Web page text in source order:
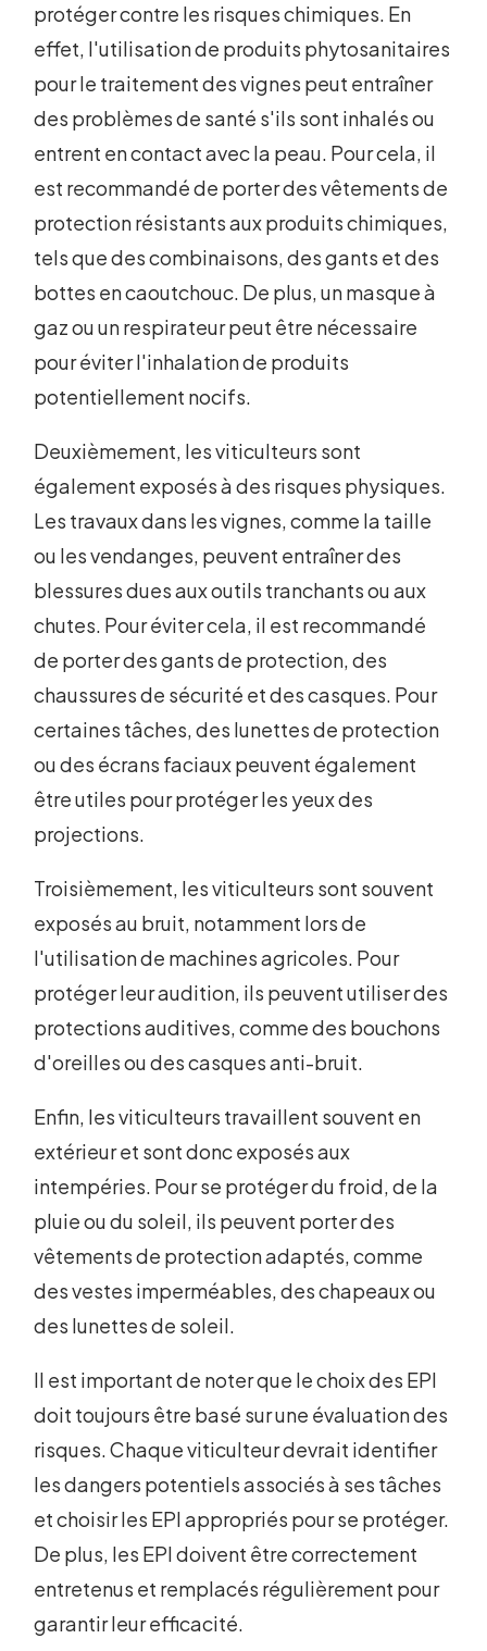
protéger contre les risques chimiques. En
effet, l'utilisation de produits phytosanitaires
pour le traitement des vignes peut entraîner
des problèmes de santé s'ils sont inhalés ou
entrent en contact avec la peau. Pour cela, il
est recommandé de porter des vêtements de
protection résistants aux produits chimiques,
tels que des combinaisons, des gants et des
bottes en caoutchouc. De plus, un masque à
gaz ou un respirateur peut être nécessaire
pour éviter l'inhalation de produits
potentiellement nocifs.
Deuxièmement, les viticulteurs sont
également exposés à des risques physiques.
Les travaux dans les vignes, comme la taille
ou les vendanges, peuvent entraîner des
blessures dues aux outils tranchants ou aux
chutes. Pour éviter cela, il est recommandé
de porter des gants de protection, des
chaussures de sécurité et des casques. Pour
certaines tâches, des lunettes de protection
ou des écrans faciaux peuvent également
être utiles pour protéger les yeux des
projections.
Troisièmement, les viticulteurs sont souvent
exposés au bruit, notamment lors de
l'utilisation de machines agricoles. Pour
protéger leur audition, ils peuvent utiliser des
protections auditives, comme des bouchons
d'oreilles ou des casques anti-bruit.
Enfin, les viticulteurs travaillent souvent en
extérieur et sont donc exposés aux
intempéries. Pour se protéger du froid, de la
pluie ou du soleil, ils peuvent porter des
vêtements de protection adaptés, comme
des vestes imperméables, des chapeaux ou
des lunettes de soleil.
Il est important de noter que le choix des EPI
doit toujours être basé sur une évaluation des
risques. Chaque viticulteur devrait identifier
les dangers potentiels associés à ses tâches
et choisir les EPI appropriés pour se protéger.
De plus, les EPI doivent être correctement
entretenus et remplacés régulièrement pour
garantir leur efficacité.